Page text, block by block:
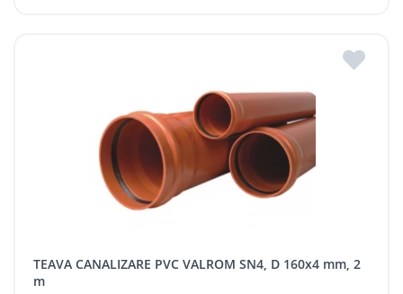
TEAVA CANALIZARE PVC VALROM SN4, D 160x4 mm, 2
m